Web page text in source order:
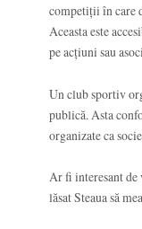
competiții în care
Aceasta este
pe acțiuni sau
Un club sportiv
publică. Asta
organizate ca
Ar fi interesant de
lăsat Steaua să